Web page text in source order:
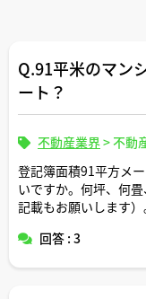
Q.91平米のマン
ート？
不動産業界>不動
登記簿面積91平方メ
いですか。何坪、何
記載もお願いします
か。回答 : 3